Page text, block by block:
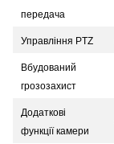
передача
Управління PTZ
Вбудований
грозозахист
Додаткові
функції камери